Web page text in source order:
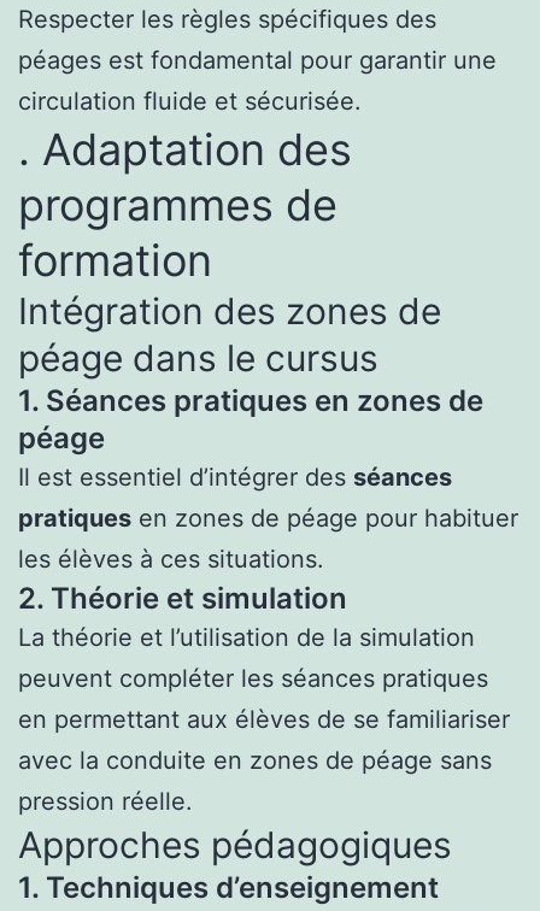
Respecter les règles spécifiques des
péages est fondamental pour garantir une
circulation fluide et sécurisée.
. Adaptation des
programmes de
formation
Intégration des zones de
péage dans le cursus
1. Séances pratiques en zones de
péage
Il est essentiel d’intégrer des séances
pratiques en zones de péage pour habituer
les élèves à ces situations.
2. Théorie et simulation
La théorie et l’utilisation de la simulation
peuvent compléter les séances pratiques
en permettant aux élèves de se familiariser
avec la conduite en zones de péage sans
pression réelle.
Approches pédagogiques
1. Techniques d’enseignement